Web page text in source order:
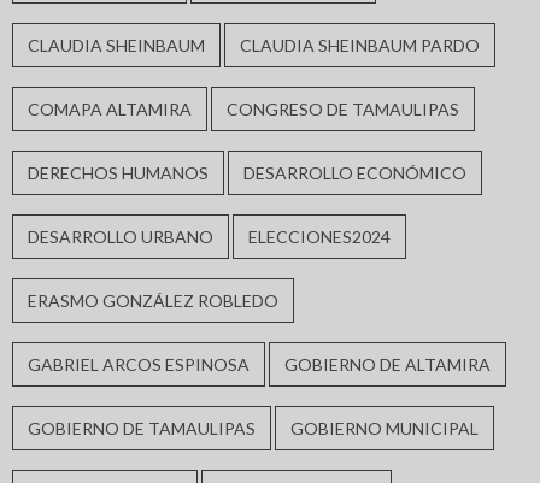
CLAUDIA SHEINBAUM CLAUDIA SHEINBAUM PARDO
COMAPA ALTAMIRA CONGRESO DE TAMAULIPAS
DERECHOS HUMANOS DESARROLLO ECONÓMICO
DESARROLLO URBANO ELECCIONES2024
ERASMO GONZÁLEZ ROBLEDO
GABRIEL ARCOS ESPINOSA GOBIERNO DE ALTAMIRA
GOBIERNO DE TAMAULIPAS GOBIERNO MUNICIPAL